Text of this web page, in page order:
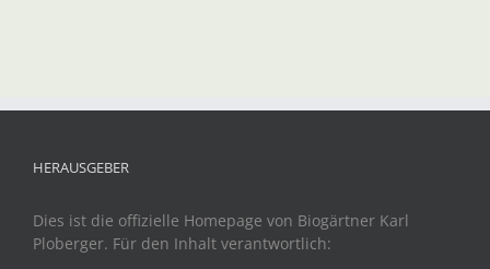
HERAUSGEBER
Dies ist die offizielle Homepage von Biogärtner Karl
Ploberger. Für den Inhalt verantwortlich: